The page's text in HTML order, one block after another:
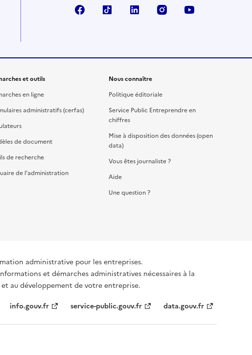
FacebookTikTok Linkedin Instagram
et outils
en ligne
administratifs (cerfas)
de document
de recherche
de l'administration
Nous connaître
Politique éditoriale
Service Public Entreprendre en
chiffres
Mise à disposition des données (open
data)
Vous êtes journaliste ?
Aide
Une question ?
administrative pour les entreprises.
et démarches administratives nécessaires à la
au développement de votre entreprise.
info.gouv.fr service-public.gouv.fr data.gouv.fr